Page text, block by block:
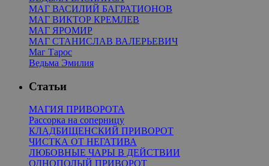
МАГ ВАСИЛИЙ БАГРАТИОНОВ
МАГ ВИКТОР КРЕМЛЕВ
МАГ ЯРОМИР
МАГ СТАНИСЛАВ ВАЛЕРЬЕВИЧ
Маг Тарос
Ведьма Эмилия
Статьи
МАГИЯ ПРИВОРОТА
Рассорка на соперницу
КЛАДБИЩЕНСКИЙ ПРИВОРОТ
ЧИСТКА ОТ НЕГАТИВА
ЛЮБОВНЫЕ ЧАРЫ В ДЕЙСТВИИ
ОДНОПОЛЫЙ ПРИВОРОТ